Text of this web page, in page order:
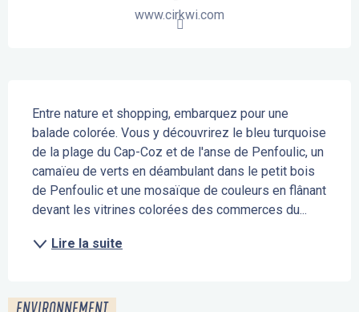
www.cirkwi.com
Entre nature et shopping, embarquez pour une
balade colorée. Vous y découvrirez le bleu turquoise
de la plage du Cap-Coz et de l'anse de Penfoulic, un
camaïeu de verts en déambulant dans le petit bois
de Penfoulic et une mosaïque de couleurs en flânant
devant les vitrines colorées des commerces du...
Lire la suite